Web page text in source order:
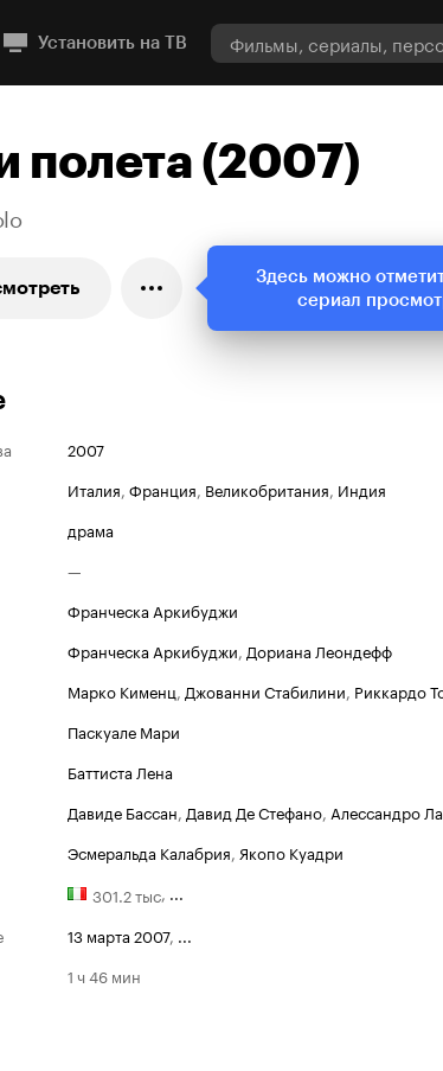
Установить на ТВ
полета (2007)
2007
Италия, Франция, Великобритания, Индия
драма
—
Франческа Аркибуджи
Франческа Аркибуджи, Дориана Леондефф
Марко Кименц, Джованни Стабилини, Риккардо
Паскуале Мари
Баттиста Лена
Давиде Бассан, Давид Де Стефано, Алессандро
Эсмеральда Калабрия, Якопо Куадри
301.2 тыс, ...
13 марта 2007,
1 ч 46 мин
Здесь можно
сериал